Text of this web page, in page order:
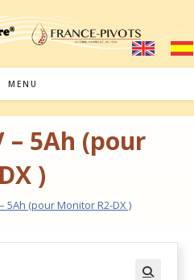
MENU
– 5Ah (pour
)
5Ah (pour Monitor R2-DX )